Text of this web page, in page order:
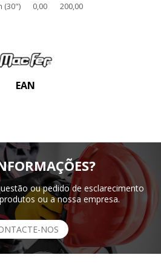
(30") 0,00 200,00
EAN
ou pedido de esclarecimento
ou a nossa empresa.
NOS